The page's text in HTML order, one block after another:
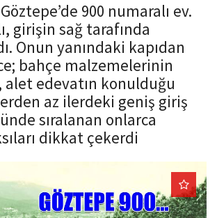
900 numaralı ev.
girişin sağ tarafında
Onun yanındaki kapıdan
bahçe malzemelerinin
alet edevatın konulduğu
az ilerdeki geniş giriş
sıralanan onlarca
dikkat çekerdi